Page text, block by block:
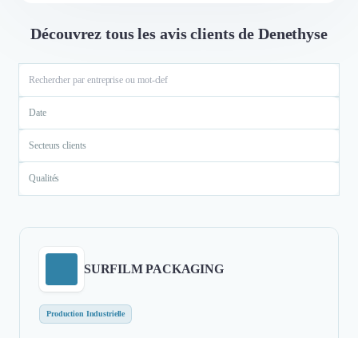
Découvrez tous les avis clients de Denethyse
Date
Secteurs clients
Qualités
SURFILM PACKAGING
Production Industrielle